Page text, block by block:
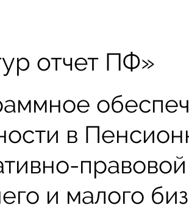
отчет ПФ»
в
и малого